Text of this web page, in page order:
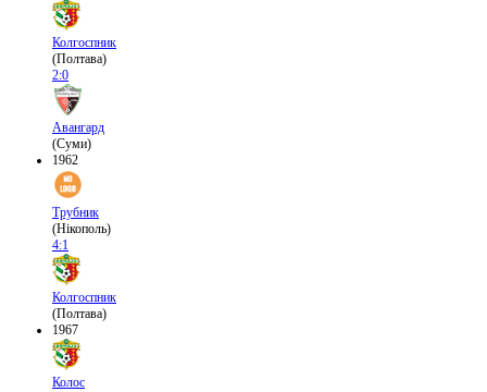
Колгоспник
(Полтава)
2:0
Авангард
(Суми)
1962
Трубник
(Нікополь)
4:1
Колгоспник
(Полтава)
1967
Колос